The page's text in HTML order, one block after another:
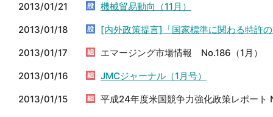
2013/01/21
機械貿易動向（11月）
2013/01/18
[内外政策提言]「国家標準に関わる特許
2013/01/17
エマージング市場情報 No.186（1月）
2013/01/16
JMCジャーナル（1月号）
2013/01/15
平成24年度米国競争力強化政策レポー